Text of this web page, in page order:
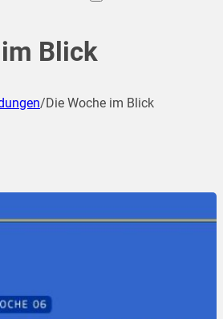
Blick
/Die Woche im Blick